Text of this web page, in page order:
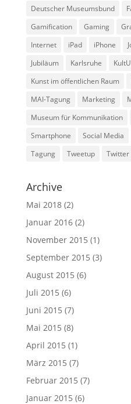
Deutscher Museumsbund
Gamification
Gaming
Internet
iPad iPhone
Jubiläum
Karlsruhe
Kunst im öffentlichen Raum
MAI-Tagung
Marketing
Museum für Kommunikation
Smartphone
Social Media
Tagung
Tweetup Twitter
Archive
Mai 2018(2)
Januar 2016(2)
November 2015 (1)
September 2015 (3)
August 2015 (6)
Juli 2015 (6)
Juni 2015 (7)
Mai 2015 (8)
April 2015 (1)
März 2015 (7)
Februar 2015 (7)
Januar 2015 (6)